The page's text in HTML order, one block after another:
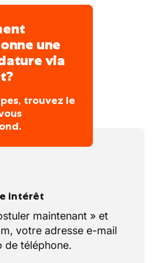
une
via
trouvez le
intérêt
maintenant » et
votre adresse e-mail
de téléphone.